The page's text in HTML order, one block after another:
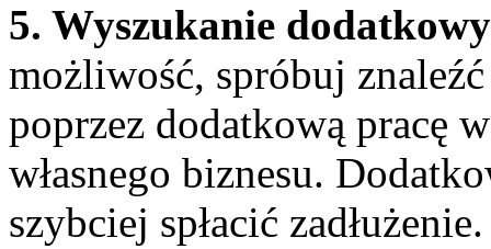
5. Wyszukanie
możliwość, spróbuj
‌poprzez dodatkową pracę​
własnego biznesu.
szybciej spłacić zadłużenie.